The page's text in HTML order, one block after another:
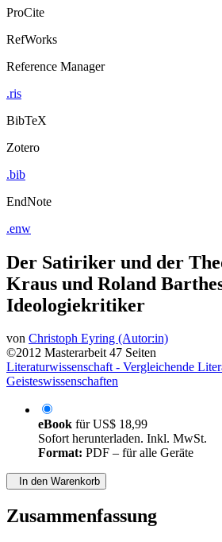
ProCite
RefWorks
Reference Manager
.ris
BibTeX
Zotero
.bib
EndNote
.enw
Der Satiriker und der
Kraus und Roland
Ideologiekritiker
von Christoph Eyring (Autor:in)
©2012 Masterarbeit 47 Seiten
Literaturwissenschaft - Vergleichende
Geisteswissenschaften
eBook fürUS$ 18,99
Sofort herunterladen. Inkl. MwSt.
Format: PDF – für alle Geräte
In den Warenkorb
Zusammenfassung